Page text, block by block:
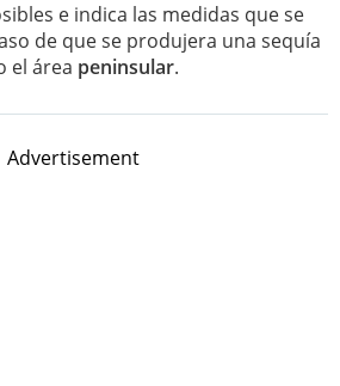
e indica las medidas que se
de que se produjera una sequía
el área peninsular.
Advertisement